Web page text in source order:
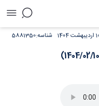
5881350شناسه: